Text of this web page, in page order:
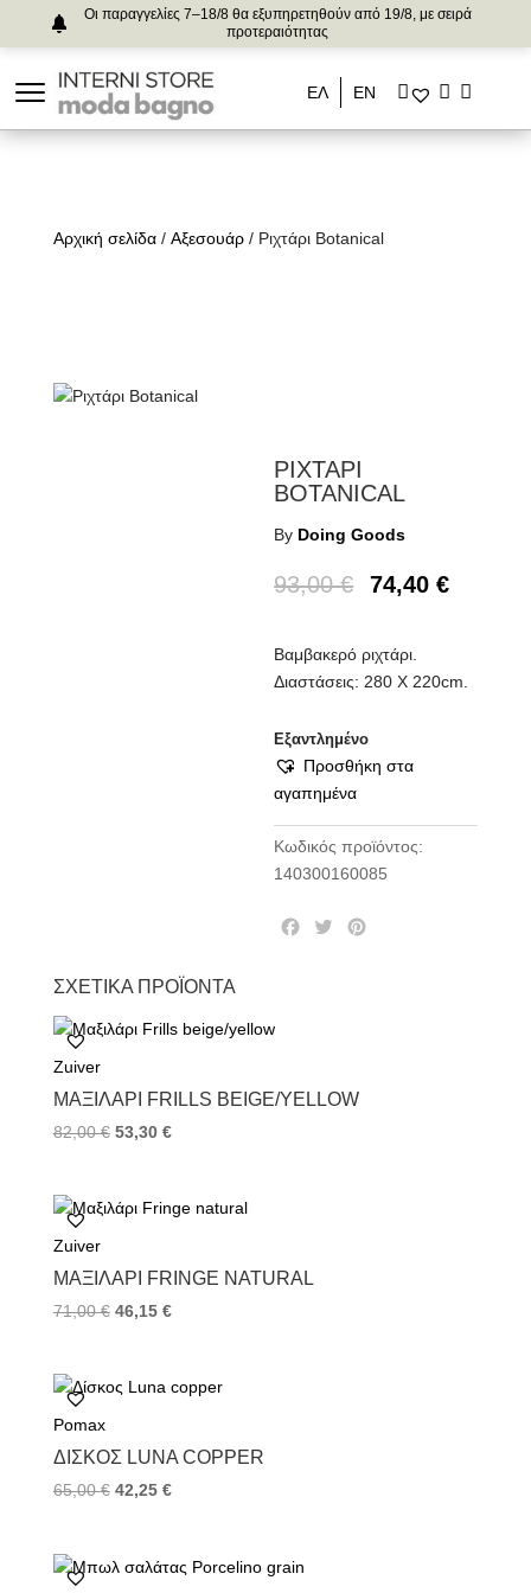
Οι παραγγελίες 7–18/8 θα εξυπηρετηθούν από 19/8, με σειρά
προτεραιότητας
ΕΛ ΕΝ
Αρχική σελίδα/ Αξεσουάρ/ Ριχτάρι Botanical
ΡΙΧΤΑΡΙ
BOTANICAL
By Doing Goods
93,00€ 74,40€
Βαμβακερό ριχτάρι.
Διαστάσεις: 280 Χ 220cm.
Εξαντλημένο
Προσθήκη στα
αγαπημένα
Κωδικός προϊόντος:
140300160085
k
T
ΣΧΕΤΙΚΆ ΠΡΟΪΌΝΤΑ
Zuiver
ΜΑΞΙΛΆΡΙ FRILLS BEIGE/YELLOW
82,00€ 53,30 €
Zuiver
ΜΑΞΙΛΆΡΙ FRINGE NATURAL
71,00€ 46,15 €
Pomax
ΔΊΣΚΟΣ LUNA COPPER
65,00€ 42,25 €